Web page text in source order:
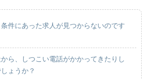
件にあった求人が見つからないのです
ら、しつこい電話がかかってきたりし
ょうか？